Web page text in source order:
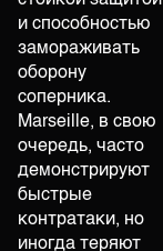
и способностью
замораживать
оборону
соперника.
Marseille, в свою
очередь, часто
демонстрируют
быстрые
контратаки, но
иногда теряют